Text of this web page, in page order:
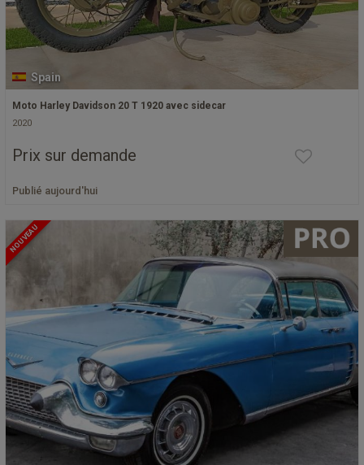
Spain
Moto Harley Davidson 20 T 1920 avec sidecar
2020
Prix sur demande
Publié aujourd'hui
NOUVEAU